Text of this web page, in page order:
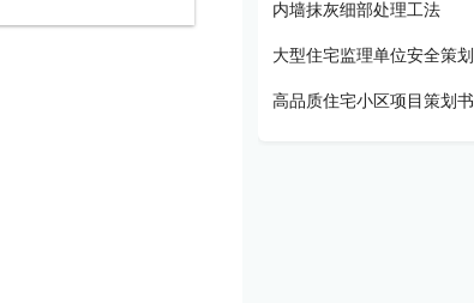
内墙抹灰细部处理工法
大型住宅监理单位安全策划
高品质住宅小区项目策划书